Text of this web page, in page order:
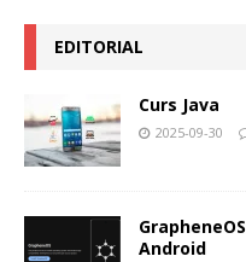
EDITORIAL
Curs Java
2025-09-30
Android